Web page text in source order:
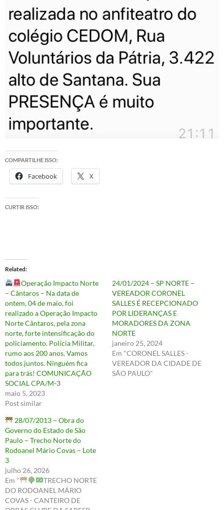
COMPARTILHE ISSO:
Facebook X
CURTIR ISSO:
Related
Operação Impacto Norte
– Cântaros – Na data de
ontem, 04 de maio, foi
realizado a Operação Impacto
Norte Cântaros, pela zona
norte, forte intensificação do
policiamento. Polícia Militar,
rumo aos 200 anos. Vamos
todos juntos. Ninguém fica
para trás! COMUNICAÇÃO
SOCIAL CPA/M-3
maio 5, 2023
Post similar
24/01/2024 – SP NORTE –
VEREADOR CORONEL
SALLES É RECEPCIONADO
POR LIDERANÇAS E
MORADORES DA ZONA
NORTE
janeiro 25, 2024
Em "CORONEL SALLES -
VEREADOR DA CIDADE DE
SÃO PAULO"
28/07/2013 – Obra do
Governo do Estado de São
Paulo – Trecho Norte do
Rodoanel Mário Covas – Lote
3
julho 26, 2026
Em "
TRECHO NORTE
DO RODOANEL MÁRIO
COVAS - CANTEIRO DE